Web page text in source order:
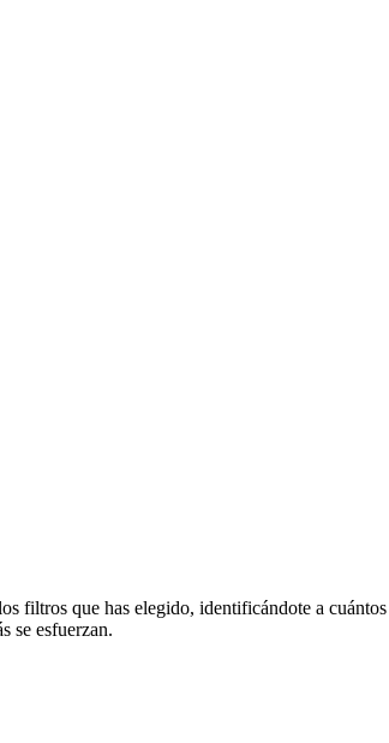
filtros que has elegido, identificándote a
se esfuerzan.